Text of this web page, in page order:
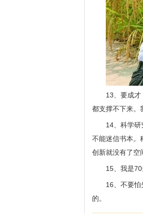
13、要成
都支撑不下来。
14、科学
不能迷信书本。
创新就没有了空
15、我是
16、不要
的。